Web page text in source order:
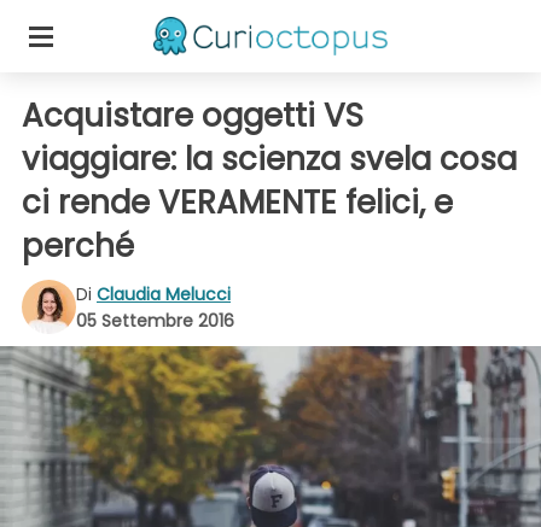
Acquistare oggetti VS
viaggiare: la scienza svela cosa
ci rende VERAMENTE felici, e
perché
Di Claudia Melucci
05 Settembre 2016